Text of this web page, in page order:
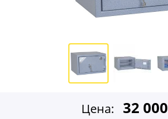
Цена: 32 000